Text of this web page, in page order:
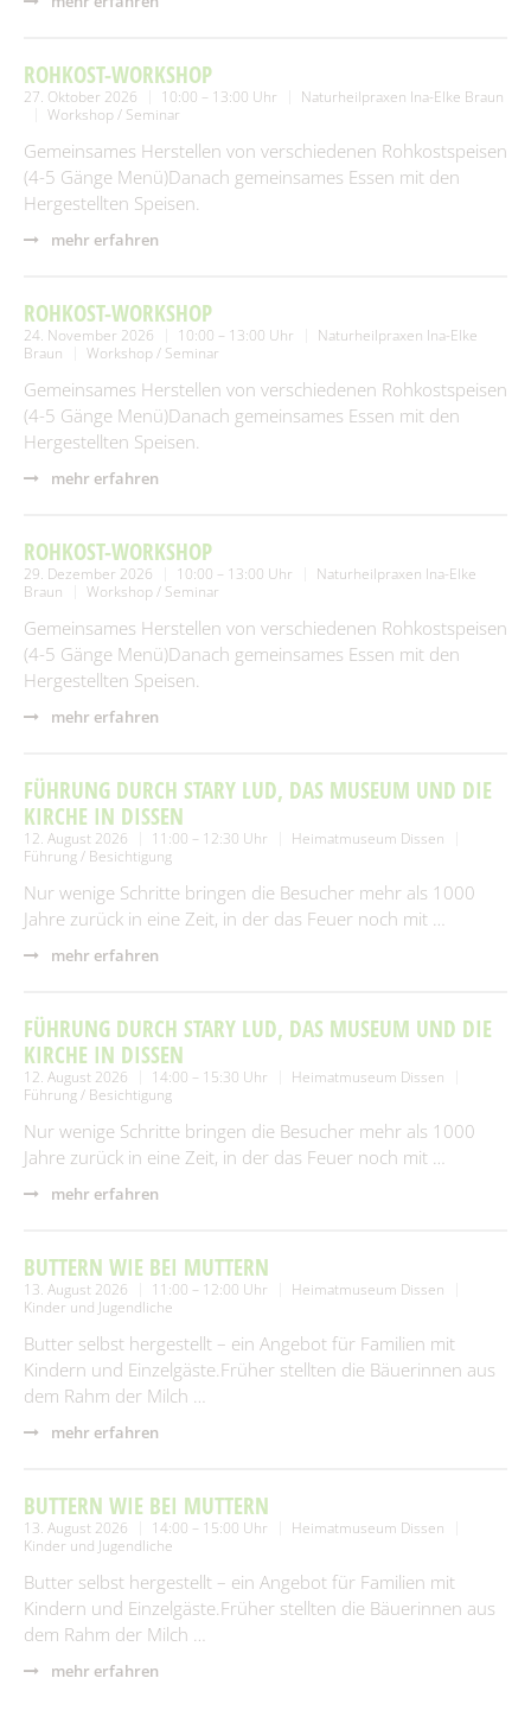
ROHKOST-WORKSHOP
27. Oktober 2026 10:00 – 13:00 Uhr
Naturheilpraxen Ina-Elke Braun
Workshop / Seminar
Gemeinsames Herstellen von verschiedenen Rohkostspeisen
(4-5 Gänge Menü)Danach gemeinsames Essen mit den
Hergestellten Speisen.
mehr erfahren
ROHKOST-WORKSHOP
24. November 2026 10:00 – 13:00 Uhr
Naturheilpraxen Ina-Elke
Braun
Workshop / Seminar
Gemeinsames Herstellen von verschiedenen Rohkostspeisen
(4-5 Gänge Menü)Danach gemeinsames Essen mit den
Hergestellten Speisen.
mehr erfahren
ROHKOST-WORKSHOP
29. Dezember 2026 10:00 – 13:00 Uhr
Naturheilpraxen Ina-Elke
Braun
Workshop / Seminar
Gemeinsames Herstellen von verschiedenen Rohkostspeisen
(4-5 Gänge Menü)Danach gemeinsames Essen mit den
Hergestellten Speisen.
mehr erfahren
FÜHRUNG DURCH STARY LUD, DAS MUSEUM UND DIE
KIRCHE IN DISSEN
12. August 2026 11:00 – 12:30 Uhr
Heimatmuseum Dissen
Führung / Besichtigung
Nur wenige Schritte bringen die Besucher mehr als 1000
Jahre zurück in eine Zeit, in der das Feuer noch mit …
mehr erfahren
FÜHRUNG DURCH STARY LUD, DAS MUSEUM UND DIE
KIRCHE IN DISSEN
12. August 2026 14:00 – 15:30 Uhr
Heimatmuseum Dissen
Führung / Besichtigung
Nur wenige Schritte bringen die Besucher mehr als 1000
Jahre zurück in eine Zeit, in der das Feuer noch mit …
mehr erfahren
BUTTERN WIE BEI MUTTERN
13. August 2026 11:00 – 12:00 Uhr
Heimatmuseum Dissen
Kinder und Jugendliche
Butter selbst hergestellt – ein Angebot für Familien mit
Kindern und Einzelgäste.Früher stellten die Bäuerinnen aus
dem Rahm der Milch …
mehr erfahren
BUTTERN WIE BEI MUTTERN
13. August 2026 14:00 – 15:00 Uhr
Heimatmuseum Dissen
Kinder und Jugendliche
Butter selbst hergestellt – ein Angebot für Familien mit
Kindern und Einzelgäste.Früher stellten die Bäuerinnen aus
dem Rahm der Milch …
mehr erfahren